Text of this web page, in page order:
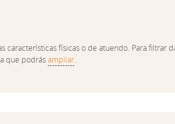
físicas o de atuendo. Para filtrar
que podrásampliar.